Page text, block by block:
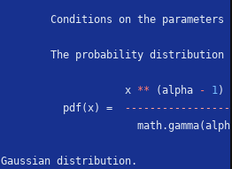
Conditions on the
The probability
                    x
** (alpha - 1 )
          pdf(x) =
Gaussian distribution.